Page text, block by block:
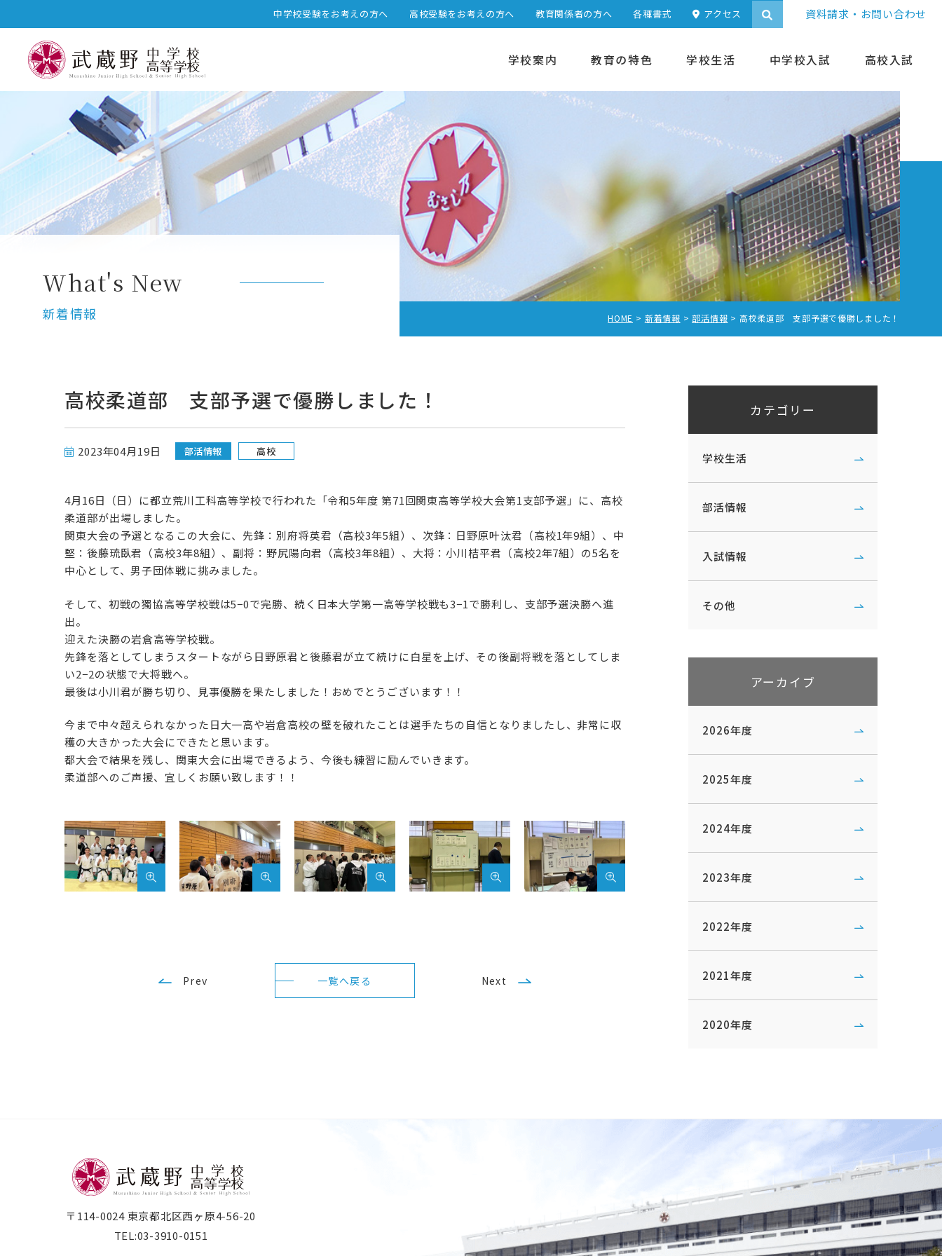
学校案内 教育の特色
中高一貫プログラム
選べる2つのステージ
高校カリキュラム
学校生活 中学校入試 高校入試
資料請求・お問い合わせ
中学校受験をお考えの方へ 高校受験をお考えの方へ 教育関係者の方へ 各種書式 アクセス
What's New
新着情報 HOME 新着情報 部活情報 高校柔道部 支部予選で優勝しました！
高校柔道部 支部予選で優勝しました！
2023年04月19日 部活情報 高校
4月16日（日）に都立荒川工科高等学校で行われた「令和5年度 第71回関東高等学校大会第1支部予選」に、高校
柔道部が出場しました。
関東大会の予選となるこの大会に、先鋒：別府将英君（高校3年5組）、次鋒：日野原叶汰君（高校1年9組）、中
堅：後藤琉臥君（高校3年8組）、副将：野尻陽向君（高校3年8組）、大将：小川桔平君（高校2年7組）の5名を
中心として、男子団体戦に挑みました。
そして、初戦の獨協高等学校戦は5−0で完勝、続く日本大学第一高等学校戦も3−1で勝利し、支部予選決勝へ進
出。
迎えた決勝の岩倉高等学校戦。
先鋒を落としてしまうスタートながら日野原君と後藤君が立て続けに白星を上げ、その後副将戦を落としてしま
い2−2の状態で大将戦へ。
最後は小川君が勝ち切り、見事優勝を果たしました！おめでとうございます！！
今まで中々超えられなかった日大一高や岩倉高校の壁を破れたことは選手たちの自信となりましたし、非常に収
穫の大きかった大会にできたと思います。
都大会で結果を残し、関東大会に出場できるよう、今後も練習に励んでいきます。
柔道部へのご声援、宜しくお願い致します！！
Prev 一覧へ戻る Next
カテゴリー
学校生活
部活情報
入試情報
その他
アーカイブ
2026年度
2025年度
2024年度
2023年度
2022年度
2021年度
2020年度
〒114-0024 東京都北区西ヶ原4-56-20
TEL:03-3910-0151